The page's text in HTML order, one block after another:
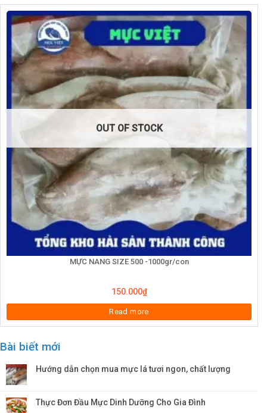
OUT OF STOCK
MỰC NANG SIZE 500 -1000gr/con
150.000₫
Read more
Bài biết mới
Hướng dẫn chọn mua mực lá tươi ngon, chất lượng
Thực Đơn Đầu Mực Dinh Dưỡng Cho Gia Đình